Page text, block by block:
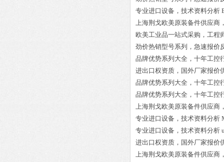
专业进口设备，技术资料分析
上海荆戈欧美原装备件供应商
欧美工业品一站式采购，工程
劲价热销型号系列，急速报价
品牌优势系列大全，十年工控
进出口权资质，国外厂家报价
品牌优势系列大全，十年工控
品牌优势系列大全，十年工控
上海荆戈欧美原装备件供应商
专业进口设备，技术资料分析
专业进口设备，技术资料分析
进出口权资质，国外厂家报价
上海荆戈欧美原装备件供应商